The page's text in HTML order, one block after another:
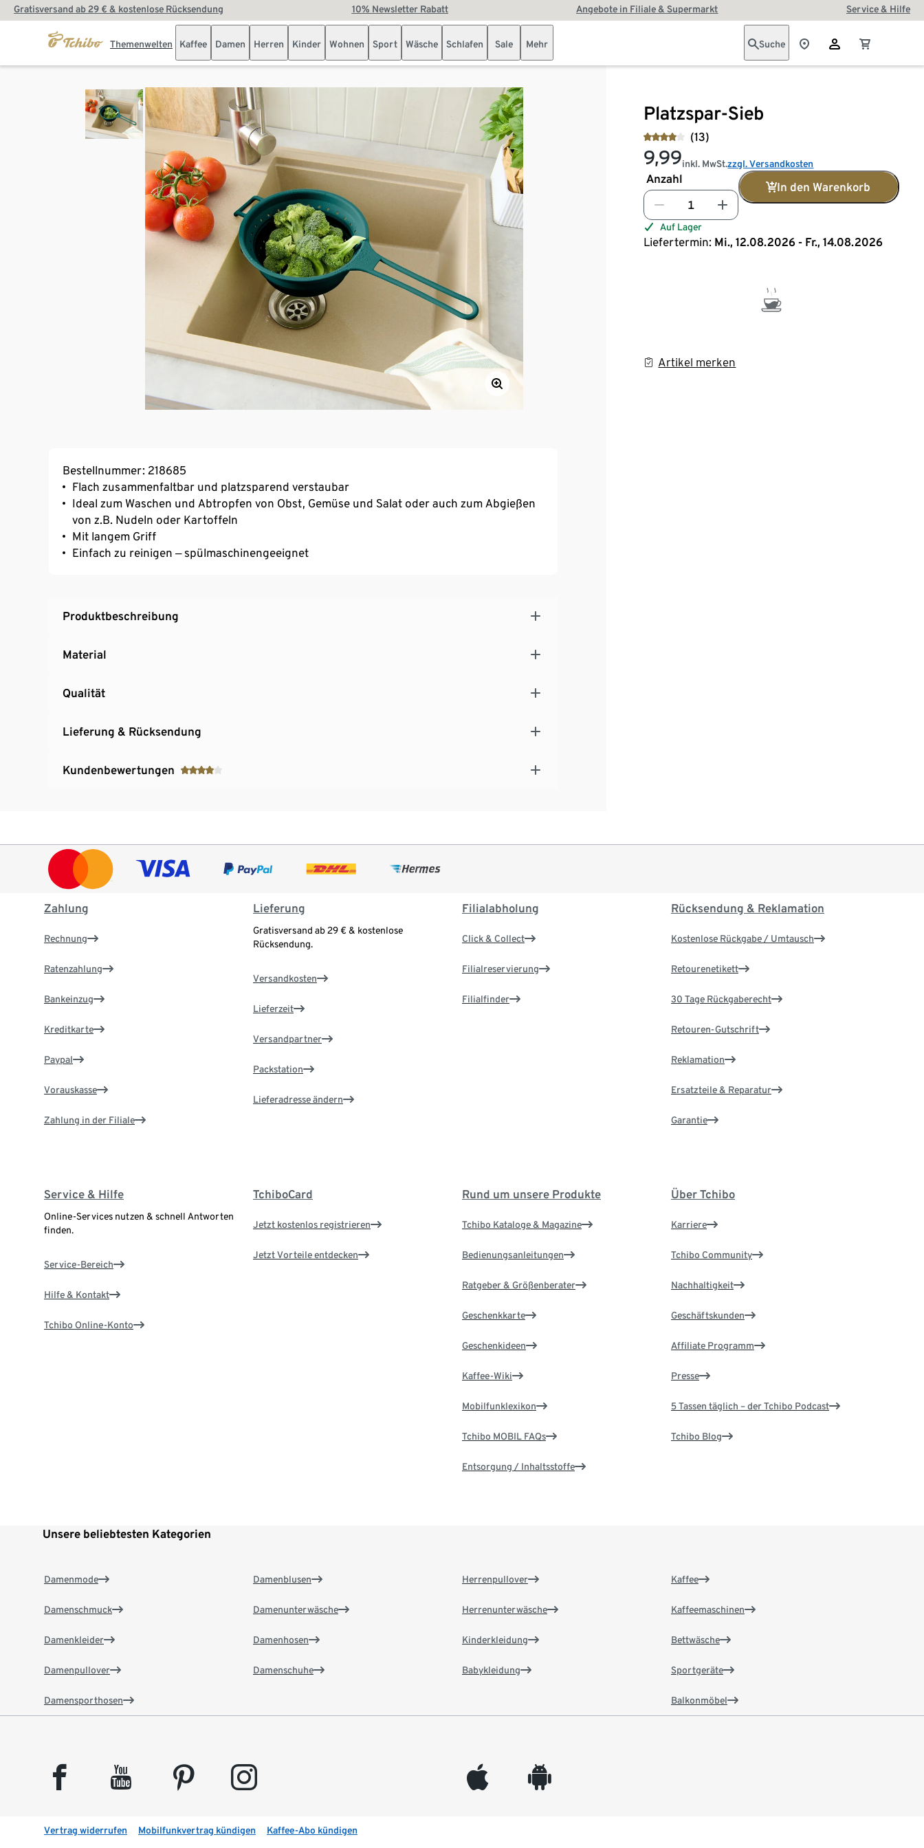
Gratisversand ab 29 € & kostenlose Rücksendung 10% Newsletter Rabatt Angebote in Filiale & Supermarkt Service & Hilfe
Themenwelten Kaffee Damen Herren Kinder Wohnen Sport Wäsche Schlafen Sale Mehr Suche
Platzspar-Sieb
(13)
9,99inkl. MwSt.zzgl. Versandkosten
Anzahl
In den Warenkorb
Auf Lager
Liefertermin: Mi., 12.08.2026 - Fr., 14.08.2026
Artikel merken
Bestellnummer: 218685
Flach zusammenfaltbar und platzsparend verstaubar
Ideal zum Waschen und Abtropfen von Obst, Gemüse und Salat oder auch zum Abgießen
von z.B. Nudeln oder Kartoffeln
Mit langem Griff
Einfach zu reinigen ‒ spülmaschinengeeignet
Produktbeschreibung
Material
Qualität
Lieferung & Rücksendung
Kundenbewertungen
Zahlung
Rechnung
Ratenzahlung
Bankeinzug
Kreditkarte
Paypal
Vorauskasse
Zahlung in der Filiale
Lieferung
Gratisversand ab 29 € & kostenlose
Rücksendung.
Versandkosten
Lieferzeit
Versandpartner
Packstation
Lieferadresse ändern
Filialabholung
Click & Collect
Filialreservierung
Filialfinder
Rücksendung & Reklamation
Kostenlose Rückgabe / Umtausch
Retourenetikett
30 Tage Rückgaberecht
Retouren-Gutschrift
Reklamation
Ersatzteile & Reparatur
Garantie
Service & Hilfe
Online-Services nutzen & schnell Antworten
finden.
Service-Bereich
Hilfe & Kontakt
Tchibo Online-Konto
TchiboCard
Jetzt kostenlos registrieren
Jetzt Vorteile entdecken
Rund um unsere Produkte
Tchibo Kataloge & Magazine
Bedienungsanleitungen
Ratgeber & Größenberater
Geschenkkarte
Geschenkideen
Kaffee-Wiki
Mobilfunklexikon
Tchibo MOBIL FAQs
Entsorgung / Inhaltsstoffe
Über Tchibo
Karriere
Tchibo Community
Nachhaltigkeit
Geschäftskunden
Affiliate Programm
Presse
5 Tassen täglich – der Tchibo Podcast
Tchibo Blog
Unsere beliebtesten Kategorien
Damenmode
Damenschmuck
Damenkleider
Damenpullover
Damensporthosen
Damenblusen
Damenunterwäsche
Damenhosen
Damenschuhe
Herrenpullover
Herrenunterwäsche
Kinderkleidung
Babykleidung
Kaffee
Kaffeemaschinen
Bettwäsche
Sportgeräte
Balkonmöbel
facebook youtube pinterest instagram appleinc android
Vertrag widerrufen Mobilfunkvertrag kündigen Kaffee-Abo kündigen